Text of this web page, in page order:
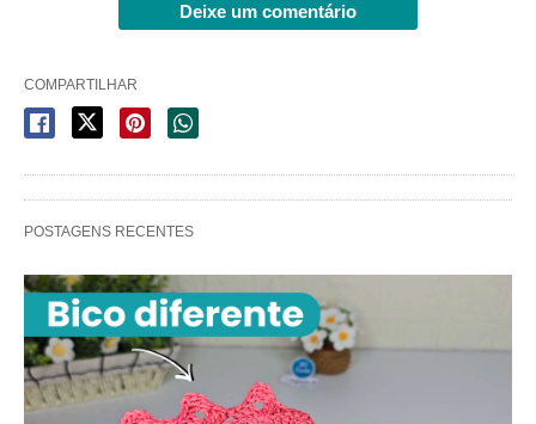
Deixe um comentário
COMPARTILHAR
POSTAGENS RECENTES